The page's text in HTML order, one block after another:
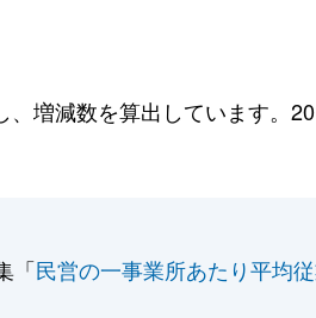
増減数を算出しています。
「民営の一事業所あたり平均